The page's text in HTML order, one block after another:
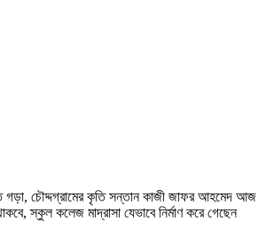
গড়া, চৌদ্দগ্রামের কৃতি সন্তান কাজী জাফর আহমেদ আজ
স্কুল কলেজ মাদ্রাসা যেভাবে নির্মাণ করে গেছেন